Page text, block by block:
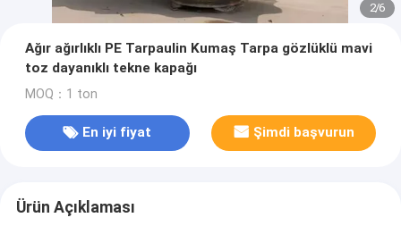
2/6
Ağır ağırlıklı PE Tarpaulin Kumaş Tarpa gözlüklü mavi
toz dayanıklı tekne kapağı
MOQ：1 ton
En iyi fiyat Şimdi başvurun
Ürün Açıklaması